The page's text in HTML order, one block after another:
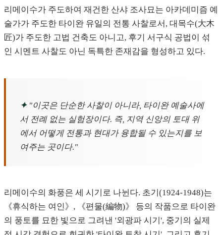
리메이수가 주도하여 재건한 산샤 조사묘는 아카데미즘 예
술가가 주도한 타이완 유일의 전통 사찰로서, 대목수(大木
匠)가 주도한 고법 건축도 아니고, 후기 서구식 공법이 섞
인 시멘트 사찰도 아닌 독특한 존재감을 형성하고 있다.
✦"이곳은 단순한 사찰이 아니라, 타이완 예술사에
서 전례 없는 실험장이다. 즉, 지역 신앙의 토대 위
에서 어떻게 전통과 현대가 융합될 수 있는지를 보
여주는 곳이다."
리메이수의 화풍은 세 시기로 나뉜다. 초기(1924-1948)는
《휴식하는 여인》, 《편물(編物)》 등의 작품으로 타이완
의 풍토를 묘한 빛으로 그려낸 '외광파 시기', 중기의 실제